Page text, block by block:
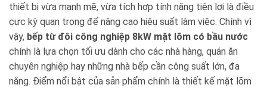
thiết bị vừa mạnh mẽ, vừa tích hợp tính năng tiện lợi là điều
cực kỳ quan trọng để nâng cao hiệu suất làm việc. Chính vì
vậy, bếp từ đôi công nghiệp 8kW mặt lõm có bầu nước
chính là lựa chọn tối ưu dành cho các nhà hàng, quán ăn
chuyên nghiệp hay những nhà bếp cần công suất lớn, đa
năng. Điểm nổi bật của sản phẩm chính là thiết kế mặt lõm